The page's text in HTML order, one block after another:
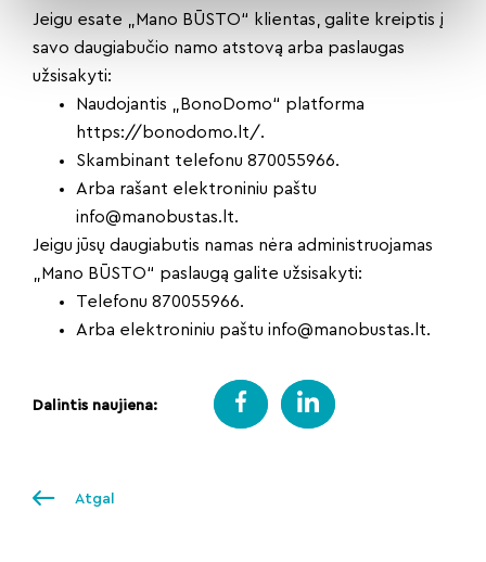
Jeigu esate „Mano BŪSTO“ klientas, galite kreiptis į
savo daugiabučio namo atstovą arba paslaugas
užsisakyti:
Naudojantis „BonoDomo“ platforma
https://bonodomo.lt/.
Skambinant telefonu 870055966.
Arba rašant elektroniniu paštu
info@manobustas.lt.
Jeigu jūsų daugiabutis namas nėra administruojamas
„Mano BŪSTO“ paslaugą galite užsisakyti:
Telefonu 870055966.
Arba elektroniniu paštu info@manobustas.lt.
Dalintis naujiena:
Atgal